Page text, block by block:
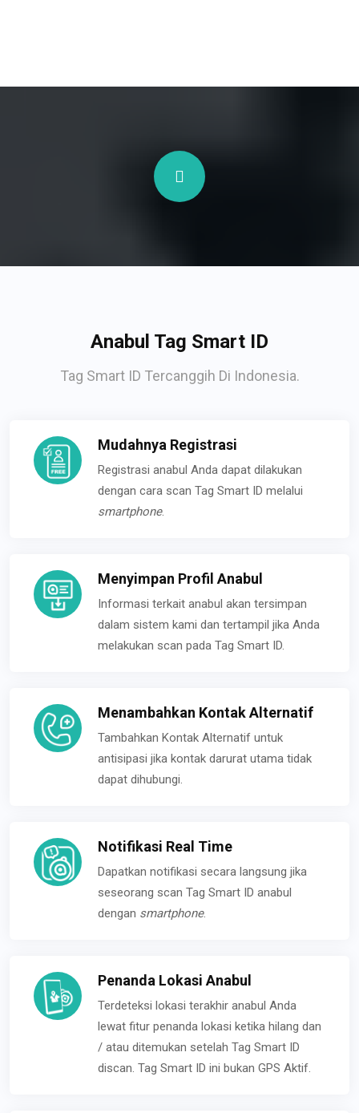
Anabul Tag Smart ID
Tag Smart ID Tercanggih Di Indonesia.
Mudahnya Registrasi
Registrasi anabul Anda dapat dilakukan
dengan cara scan Tag Smart ID melalui
smartphone.
Menyimpan Profil Anabul
Informasi terkait anabul akan tersimpan
dalam sistem kami dan tertampil jika Anda
melakukan scan pada Tag Smart ID.
Menambahkan Kontak Alternatif
Tambahkan Kontak Alternatif untuk
antisipasi jika kontak darurat utama tidak
dapat dihubungi.
Notifikasi Real Time
Dapatkan notifikasi secara langsung jika
seseorang scan Tag Smart ID anabul
dengan smartphone.
Penanda Lokasi Anabul
Terdeteksi lokasi terakhir anabul Anda
lewat fitur penanda lokasi ketika hilang dan
/ atau ditemukan setelah Tag Smart ID
discan. Tag Smart ID ini bukan GPS Aktif.